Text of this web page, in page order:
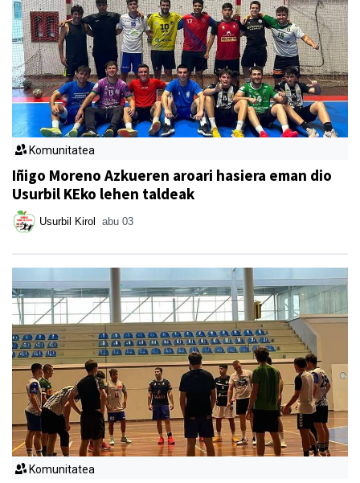
Komunitatea
Iñigo Moreno Azkueren aroari hasiera eman dio
Usurbil KEko lehen taldeak
Usurbil Kirol abu 03
Komunitatea